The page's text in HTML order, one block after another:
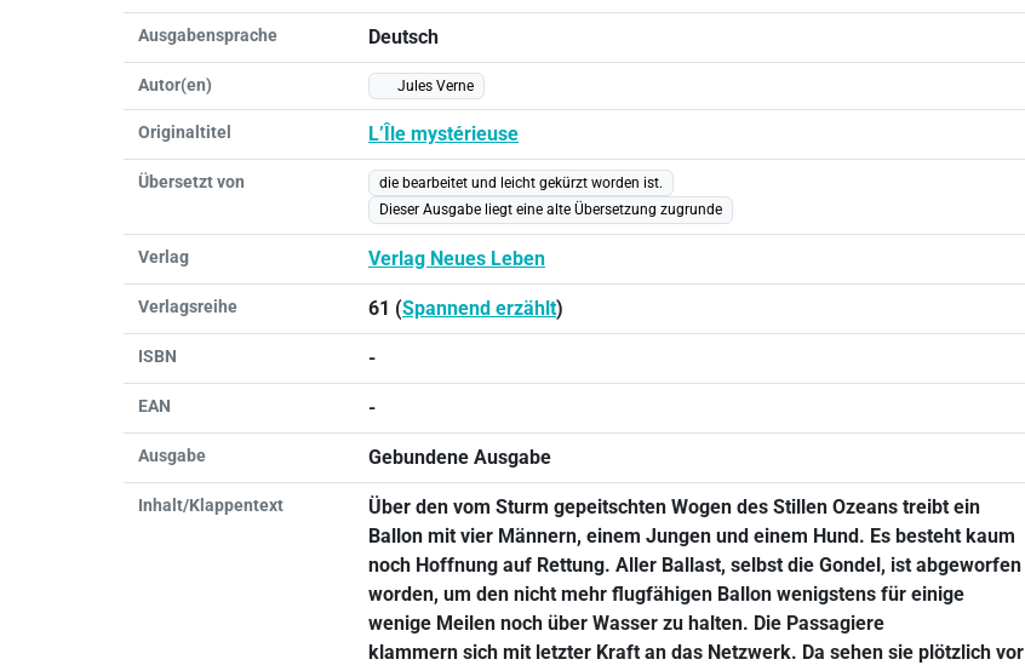
Ausgabensprache Deutsch
Autor(en) Jules Verne
Originaltitel L’Île mystérieuse
Übersetzt von
die bearbeitet und leicht gekürzt worden ist.
Dieser Ausgabe liegt eine alte Übersetzung zugrunde
Verlag Verlag Neues Leben
Verlagsreihe 61 (Spannend erzählt)
ISBN -
EAN -
Ausgabe Gebundene Ausgabe
Inhalt/Klappentext
Über den vom Sturm gepeitschten Wogen des Stillen Ozeans treibt ein
Ballon mit vier Männern, einem Jungen und einem Hund. Es besteht kaum
noch Hoffnung auf Rettung. Aller Ballast, selbst die Gondel, ist abgeworfen
worden, um den nicht mehr flugfähigen Ballon wenigstens für einige
wenige Meilen noch über Wasser zu halten. Die Passagiere
klammern sich mit letzter Kraft an das Netzwerk. Da sehen sie plötzlich vor